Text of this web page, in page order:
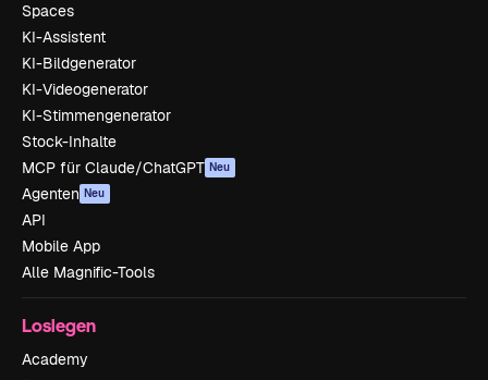
Spaces
KI-Assistent
KI-Bildgenerator
KI-Videogenerator
KI-Stimmengenerator
Stock-Inhalte
MCP für Claude/ChatGPT Neu
Agenten Neu
API
Mobile App
Alle Magnific-Tools
Loslegen
Academy